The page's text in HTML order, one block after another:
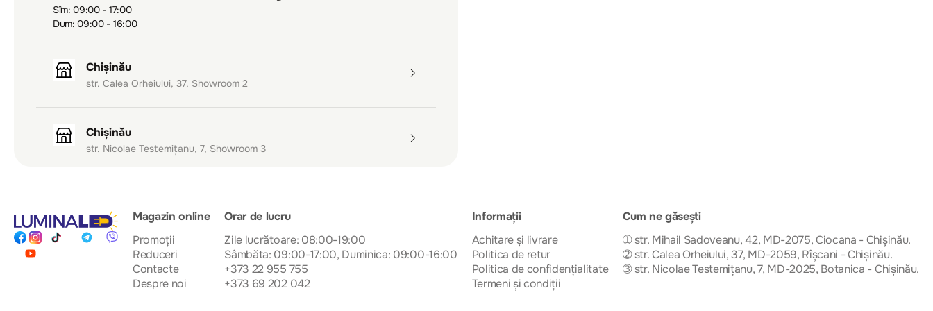
Sîm: 09:00 - 17:00
Dum: 09:00 - 16:00
Chișinău
str. Calea Orheiului, 37, Showroom 2
Chișinău
str. Nicolae Testemițanu, 7, Showroom 3
Magazin online
Promoții
Reduceri
Contacte
Despre noi
Orar de lucru
Zile lucrătoare: 08:00-19:00
Sâmbăta: 09:00-17:00, Duminica: 09:00-16:00
+373 22 955 755
+373 69 202 042
Informații
Achitare și livrare
Politica de retur
Politica de confidențialitate
Termeni și condiții
Cum ne găsești
➀ str. Mihail Sadoveanu, 42, MD-2075, Ciocana - Chișinău.
➁ str. Calea Orheiului, 37, MD-2059, Rîșcani - Chișinău.
➂ str. Nicolae Testemițanu, 7, MD-2025, Botanica - Chișinău.